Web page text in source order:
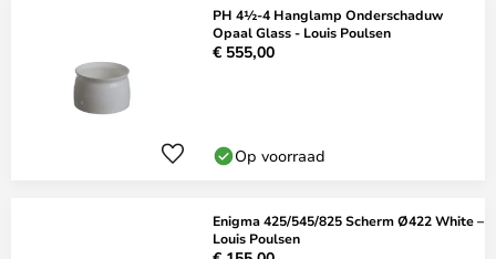
PH 4½-4 Hanglamp Onderschaduw
Opaal Glass - Louis Poulsen
€ 555,00
Op voorraad
Enigma 425/545/825 Scherm Ø422 White –
Louis Poulsen